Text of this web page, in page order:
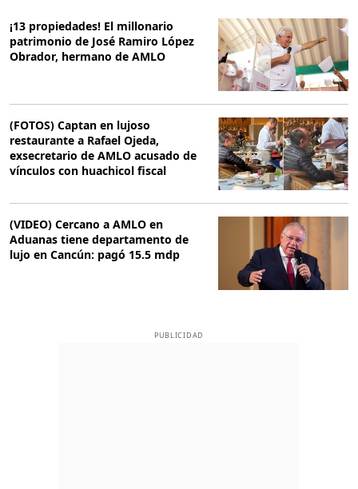
¡13 propiedades! El millonario
patrimonio de José Ramiro López
Obrador, hermano de AMLO
(FOTOS) Captan en lujoso
restaurante a Rafael Ojeda,
exsecretario de AMLO acusado de
vínculos con huachicol fiscal
(VIDEO) Cercano a AMLO en
Aduanas tiene departamento de
lujo en Cancún: pagó 15.5 mdp
PUBLICIDAD